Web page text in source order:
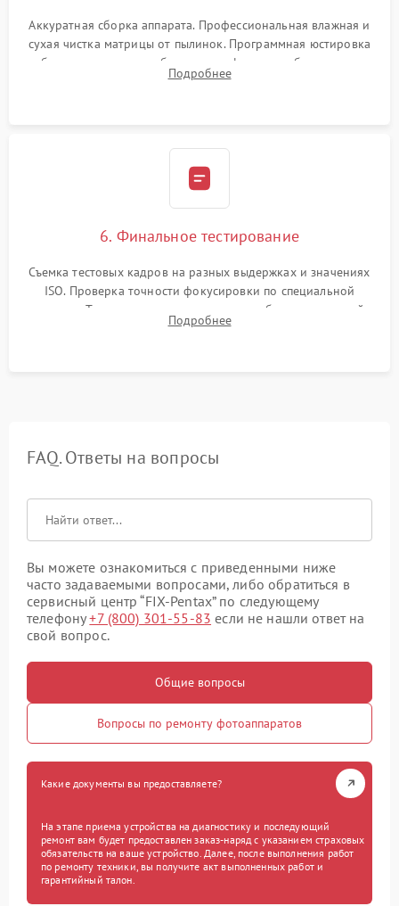
Аккуратная сборка аппарата. Профессиональная влажная и
сухая чистка матрицы от пылинок. Программная юстировка
рабочего отрезка, калибровка автофокуса, стабилизатора и
экспозамера с помощью сервисного ПО.
Подробнее
6. Финальное тестирование
Съемка тестовых кадров на разных выдержках и значениях
ISO. Проверка точности фокусировки по специальной
мишени. Тест записи на карту памяти, работы встроенной
вспышки, микрофона и всех кнопок управления.
Подробнее
FAQ. Ответы на вопросы
Вы можете ознакомиться с приведенными ниже
часто задаваемыми вопросами, либо обратиться в
сервисный центр “FIX-Pentax” по следующему
телефону+7 (800) 301-55-83 если не нашли ответ на
свой вопрос.
Общие вопросы
Вопросы по ремонту фотоаппаратов
Какие документы вы предоставляете?
На этапе приема устройства на диагностику и последующий
ремонт вам будет предоставлен заказ-наряд с указанием страховых
обязательств на ваше устройство. Далее, после выполнения работ
по ремонту техники, вы получите акт выполненных работ и
гарантийный талон.